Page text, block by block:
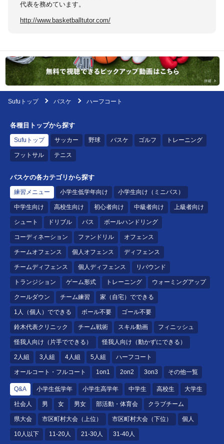
代表を務めています。
http://www.basketballtutor.com/
Sufuトップ バスケ ハーフコート
各種目トップから探す
Sufuトップ サッカー 野球 バスケ ゴルフ トレーニング
フットサル テニス
バスケの各カテゴリから探す
練習メニュー 小学生低学年向け 小学生向け（ミニバス）
中学生向け 高校生向け 初心者向け 中級者向け 上級者向け
シュート ドリブル パス ボールハンドリング
コーディネーション ファンドリル オフェンス
チームオフェンス 個人オフェンス ディフェンス
チームディフェンス 個人ディフェンス リバウンド
トランジション ゲーム形式 トレーニング ウォーミングアップ
クールダウン チーム練習 家（自宅）でできる
1人（個人）でできる ボール不要 ゴール不要
鈴木代表クリニック チーム戦術 スキル動画 フィニッシュ
怪我人向け（片手でできる） 怪我人向け（動かずにできる）
2人組 3人組 4人組 5人組 ハーフコート
オールコート・フルコート 1on1 2on2 3on3 その他一覧
Q&A 小学生低学年 小学生高学年 中学生 高校生 大学生
社会人 男 女 男女 部活動・体育会 クラブチーム
県大会 市区町村大会（上位） 市区町村大会（下位） 個人
10人以下 11-20人 21-30人 31-40人